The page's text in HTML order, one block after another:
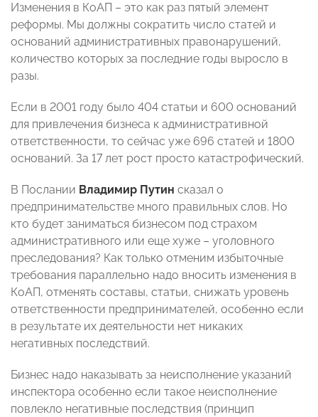
Изменения в КоАП – это как раз пятый элемент
реформы. Мы должны сократить число статей и
оснований административных правонарушений,
количество которых за последние годы выросло в
разы.
Если в 2001 году было 404 статьи и 600 оснований
для привлечения бизнеса к административной
ответственности, то сейчас уже 696 статей и 1800
оснований. За 17 лет рост просто катастрофический.
В Послании Владимир Путин сказал о
предпринимательстве много правильных слов. Но
кто будет заниматься бизнесом под страхом
административного или еще хуже – уголовного
преследования? Как только отменим избыточные
требования параллельно надо вносить изменения в
КоАП, отменять составы, статьи, снижать уровень
ответственности предпринимателей, особенно если
в результате их деятельности нет никаких
негативных последствий.
Бизнес надо наказывать за неисполнение указаний
инспектора особенно если такое неисполнение
повлекло негативные последствия (принцип